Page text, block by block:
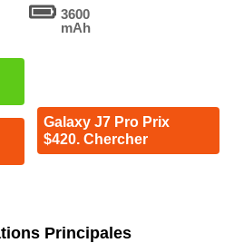
3600
mAh
Galaxy J7 Pro Prix
$420. Chercher
Principales